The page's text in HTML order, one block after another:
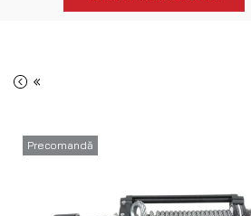
«
Precomandă